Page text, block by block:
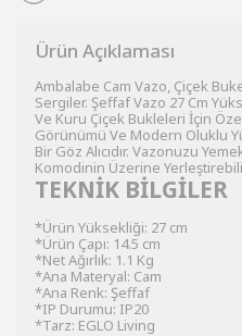
Ürün Açıklaması
Ambalabe Cam Vazo, Çiçek
Sergiler. Şeffaf Vazo 27 Cm
Ve Kuru Çiçek Bukleleri İçin
Görünümü Ve Modern Oluklu
Bir Göz Alıcıdır. Vazonuzu
Komodinin Üzerine
TEKNİK BİLGİLER
*Ürün Yüksekliği: 27 cm
*Ürün Çapı: 14.5 cm
*Net Ağırlık: 1.1 Kg
*Ana Materyal: Cam
*Ana Renk: Şeffaf
*IP Durumu: IP20
*Tarz: EGLO Living